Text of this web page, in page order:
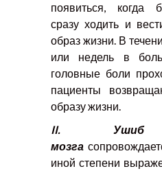
появиться, когда
сразу ходить и
образ жизни. В
или недель в
головные боли
пациенты
образу жизни.
II. Ушиб
мозга
иной степени